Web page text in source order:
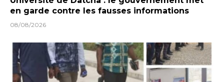
en garde contre les fausses informations
08/08/2026